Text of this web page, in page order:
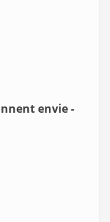
envie -